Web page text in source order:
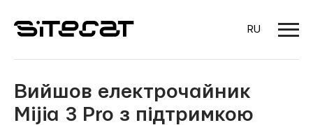
RU
Вийшов електрочайник
Mijia 3 Pro з підтримкою